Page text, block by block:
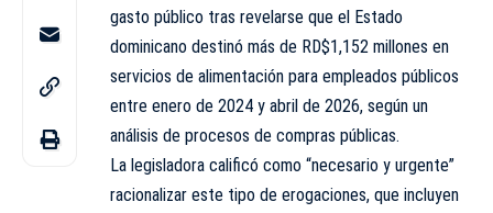
gasto público tras revelarse que el Estado
dominicano destinó más de RD$1,152 millones en
servicios de alimentación para empleados públicos
entre enero de 2024 y abril de 2026, según un
análisis de procesos de compras públicas.
La legisladora calificó como “necesario y urgente”
racionalizar este tipo de erogaciones, que incluyen